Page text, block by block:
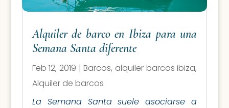
Alquiler de barco en Ibiza para una
Semana Santa diferente
Feb 12, 2019 |Barcos, alquiler barcos ibiza,
Alquiler de barcos
La Semana Santa suele asociarse a